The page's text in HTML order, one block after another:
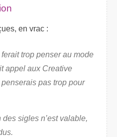
en vrac :
trop penser au mode
appel aux Creative
pas trop pour
des sigles n’est valable,